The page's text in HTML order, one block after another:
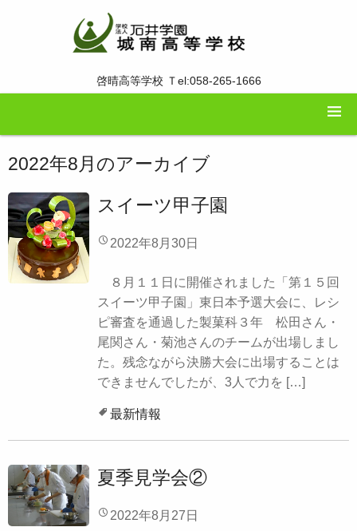
啓晴高等学校 Ｔel:058-265-1666
2022年8月 のアーカイブ
スイーツ甲子園
2022年8月30日
８月１１日に開催されました「第１５回
スイーツ甲子園」東日本予選大会に、レシ
ピ審査を通過した製菓科３年 松田さん・
尾関さん・菊池さんのチームが出場しまし
た。残念ながら決勝大会に出場することは
できませんでしたが、3人で力を […]
最新情報
夏季見学会②
2022年8月27日